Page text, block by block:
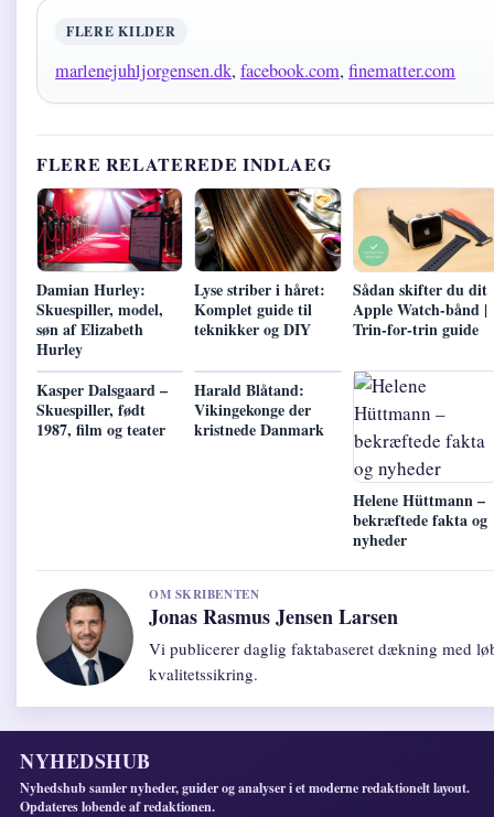
FLERE KILDER
marlenejuhljorgensen.dk, facebook.com, finematter.com
FLERE RELATEREDE INDLAEG
Damian Hurley:
Skuespiller, model,
søn af Elizabeth
Hurley
Lyse striber i håret:
Komplet guide til
teknikker og DIY
Sådan skifter du dit
Apple Watch-bånd |
Trin-for-trin guide
Kasper Dalsgaard –
Skuespiller, født
1987, film og teater
Harald Blåtand:
Vikingekonge der
kristnede Danmark
Helene Hüttmann –
bekræftede fakta og
nyheder
OM SKRIBENTEN
Jonas Rasmus Jensen Larsen
Vi publicerer daglig faktabaseret dækning med
kvalitetssikring.
NYHEDSHUB
Nyhedshub samler nyheder, guider og analyser i et moderne redaktionelt layout.
Opdateres lobende af redaktionen.